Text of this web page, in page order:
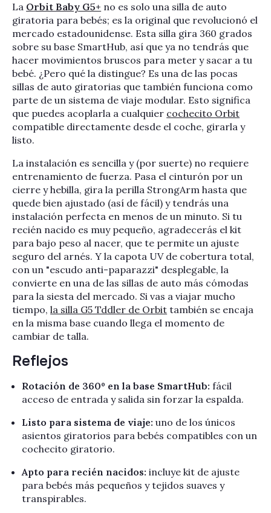
La Orbit Baby G5+ no es solo una silla de auto
giratoria para bebés; es la original que revolucionó el
mercado estadounidense. Esta silla gira 360 grados
sobre su base SmartHub, así que ya no tendrás que
hacer movimientos bruscos para meter y sacar a tu
bebé. ¿Pero qué la distingue? Es una de las pocas
sillas de auto giratorias que también funciona como
parte de un sistema de viaje modular. Esto significa
que puedes acoplarla a cualquier cochecito Orbit
compatible directamente desde el coche, girarla y
listo.
La instalación es sencilla y (por suerte) no requiere
entrenamiento de fuerza. Pasa el cinturón por un
cierre y hebilla, gira la perilla StrongArm hasta que
quede bien ajustado (así de fácil) y tendrás una
instalación perfecta en menos de un minuto. Si tu
recién nacido es muy pequeño, agradecerás el kit
para bajo peso al nacer, que te permite un ajuste
seguro del arnés. Y la capota UV de cobertura total,
con un "escudo anti-paparazzi" desplegable, la
convierte en una de las sillas de auto más cómodas
para la siesta del mercado. Si vas a viajar mucho
tiempo,la silla G5 Tddler de Orbit también se encaja
en la misma base cuando llega el momento de
cambiar de talla.
Reflejos
Rotación de 360º en la base SmartHub: fácil
acceso de entrada y salida sin forzar la espalda.
Listo para sistema de viaje: uno de los únicos
asientos giratorios para bebés compatibles con un
cochecito giratorio.
Apto para recién nacidos: incluye kit de ajuste
para bebés más pequeños y tejidos suaves y
transpirables.